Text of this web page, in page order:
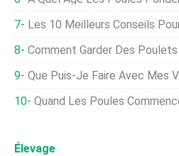
Les 10 Meilleurs Conseils Pour
Comment Garder Des Poulets
Que Puis-Je Faire Avec Mes
Quand Les Poules
Élevage